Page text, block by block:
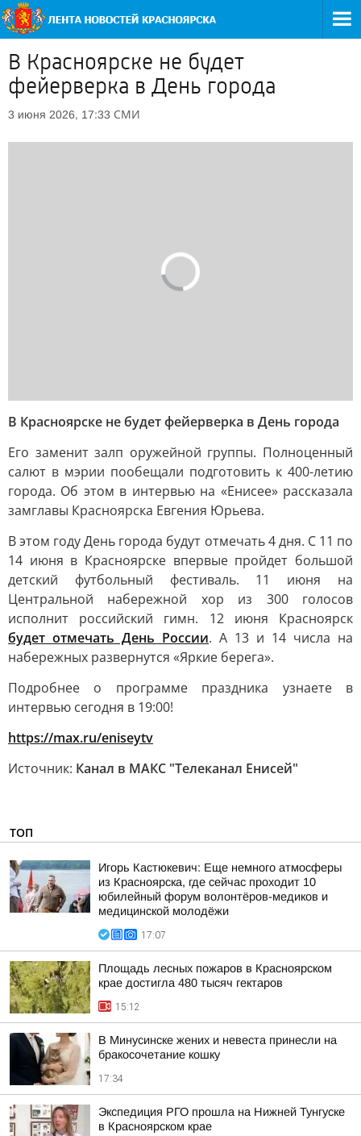
В Красноярске не будет
фейерверка в День города
3 июня 2026, 17:33 СМИ
В Красноярске не будет фейерверка в День города
Его заменит залп оружейной группы. Полноценный
салют в мэрии пообещали подготовить к 400-летию
города. Об этом в интервью на «Енисее» рассказала
замглавы Красноярска Евгения Юрьева.
В этом году День города будут отмечать 4 дня. С 11 по
14 июня в Красноярске впервые пройдет большой
детский футбольный фестиваль. 11 июня на
Центральной набережной хор из 300 голосов
исполнит российский гимн. 12 июня Красноярск
будет отмечать День России. А 13 и 14 числа на
набережных развернутся «Яркие берега».
Подробнее о программе праздника узнаете в
интервью сегодня в 19:00!
https://max.ru/eniseytv
Источник: Канал в МАКС "Телеканал Енисей"
ТОП
Игорь Кастюкевич: Еще немного атмосферы
из Красноярска, где сейчас проходит 10
юбилейный форум волонтёров-медиков и
медицинской молодёжи
17:07
Площадь лесных пожаров в Красноярском
крае достигла 480 тысяч гектаров
15:12
В Минусинске жених и невеста принесли на
бракосочетание кошку
17:34
Экспедиция РГО прошла на Нижней Тунгуске
в Красноярском крае